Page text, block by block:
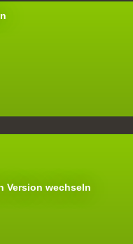
Version wechseln